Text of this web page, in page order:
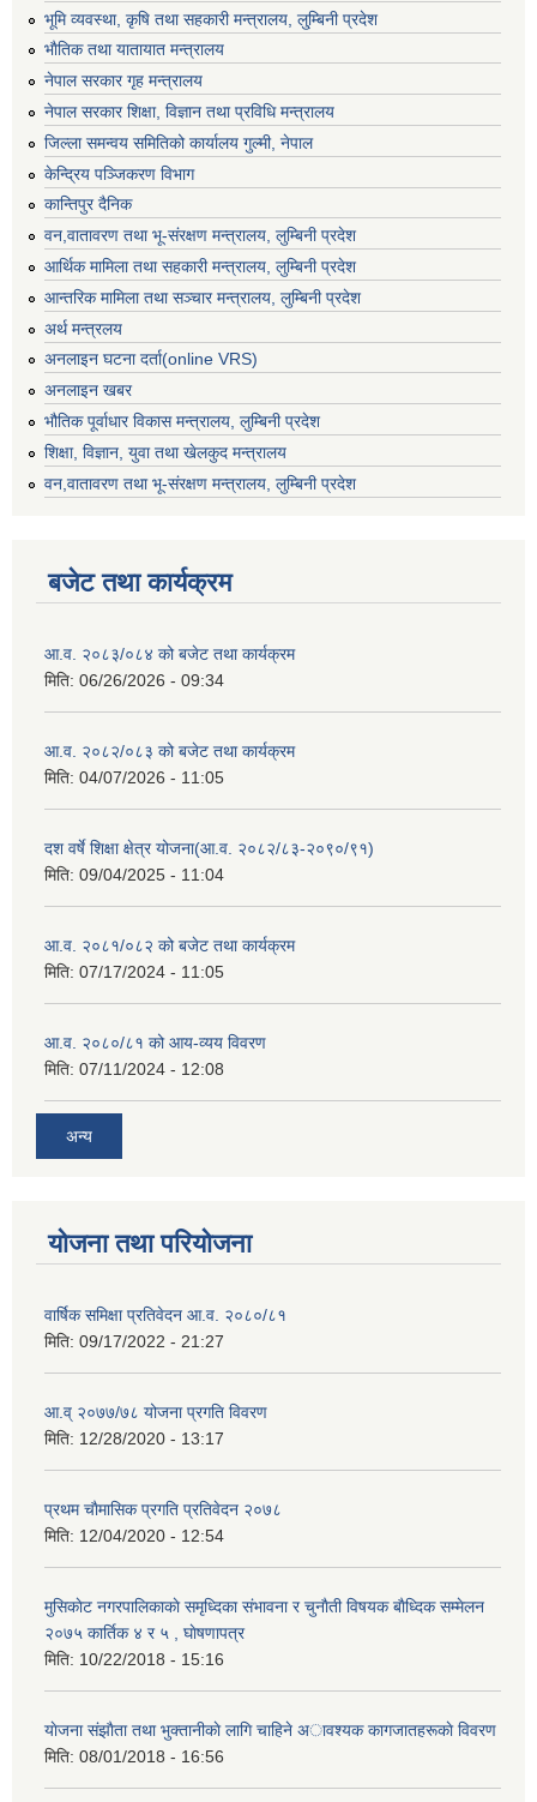
भूमि व्यवस्था, कृषि तथा सहकारी मन्त्रालय, लु्म्बिनी प्रदेश
भाैतिक तथा यातायात मन्त्रालय
नेपाल सरकार गृह मन्त्रालय
नेपाल सरकार शिक्षा, विज्ञान तथा प्रविधि मन्त्रालय
जिल्ला समन्वय समितिको कार्यालय गुल्मी, नेपाल
केन्द्रिय पञ्जिकरण विभाग
कान्तिपुर दैनिक
वन,वातावरण तथा भू-संरक्षण मन्त्रालय, लुम्बिनी प्रदेश
आर्थिक मामिला तथा सहकारी मन्त्रालय, लुम्बिनी प्रदेश
आन्तरिक मामिला तथा सञ्चार मन्त्रालय, लुम्बिनी प्रदेश
अर्थ मन्त्रलय
अनलाइन घटना दर्ता(online VRS)
अनलाइन खबर
भौतिक पूर्वाधार विकास मन्त्रालय, लुम्बिनी प्रदेश
शिक्षा, विज्ञान, युवा तथा खेलकुद मन्‍‍त्रालय
वन,वातावरण तथा भू-संरक्षण मन्त्रालय, लुम्बिनी प्रदेश
बजेट तथा कार्यक्रम
आ.व. २०८३/०८४ को बजेट तथा कार्यक्रम
मिति: 06/26/2026 - 09:34
आ.व. २०८२/०८३ को बजेट तथा कार्यक्रम
मिति: 04/07/2026 - 11:05
दश वर्षे शिक्षा क्षेत्र योजना(आ.व. २०८२/८३-२०९०/९१)
मिति: 09/04/2025 - 11:04
आ.व. २०८१/०८२ को बजेट तथा कार्यक्रम
मिति: 07/17/2024 - 11:05
आ.व. २०८०/८१ को आय-व्यय विवरण
मिति: 07/11/2024 - 12:08
अन्य
योजना तथा परियोजना
वार्षिक समिक्षा प्रतिवेदन आ.व. २०८०/८१
मिति: 09/17/2022 - 21:27
आ.व् २०७७/७८ योजना प्रगति विवरण
मिति: 12/28/2020 - 13:17
प्रथम चाैमासिक प्रगति प्रतिवेदन २०७८
मिति: 12/04/2020 - 12:54
मुसिकाेट नगरपालिकाकाे समृध्दिका संभावना र चुनाैती विषयक बाैध्दिक सम्मेलन
२०७५ कार्तिक ४ र ५ , घाेषणापत्र
मिति: 10/22/2018 - 15:16
याेजना संझाैता तथा भुक्तानीकाे लागि चाहिने अावश्यक कागजातहरूकाे विवरण
मिति: 08/01/2018 - 16:56